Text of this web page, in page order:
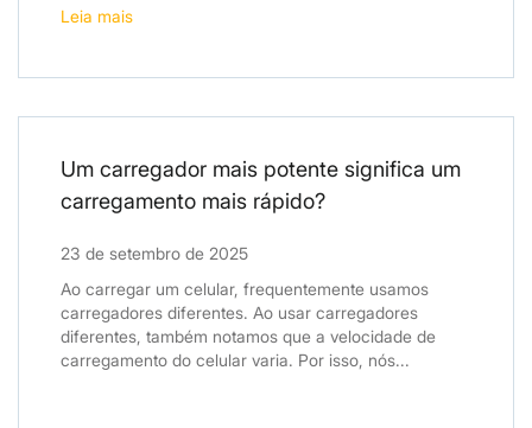
Leia mais
Um carregador mais potente significa um
carregamento mais rápido?
23 de setembro de 2025
Ao carregar um celular, frequentemente usamos
carregadores diferentes. Ao usar carregadores
diferentes, também notamos que a velocidade de
carregamento do celular varia. Por isso, nós...